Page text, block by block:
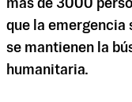
más de 3000
que la emergencia
se mantienen la
humanitaria.